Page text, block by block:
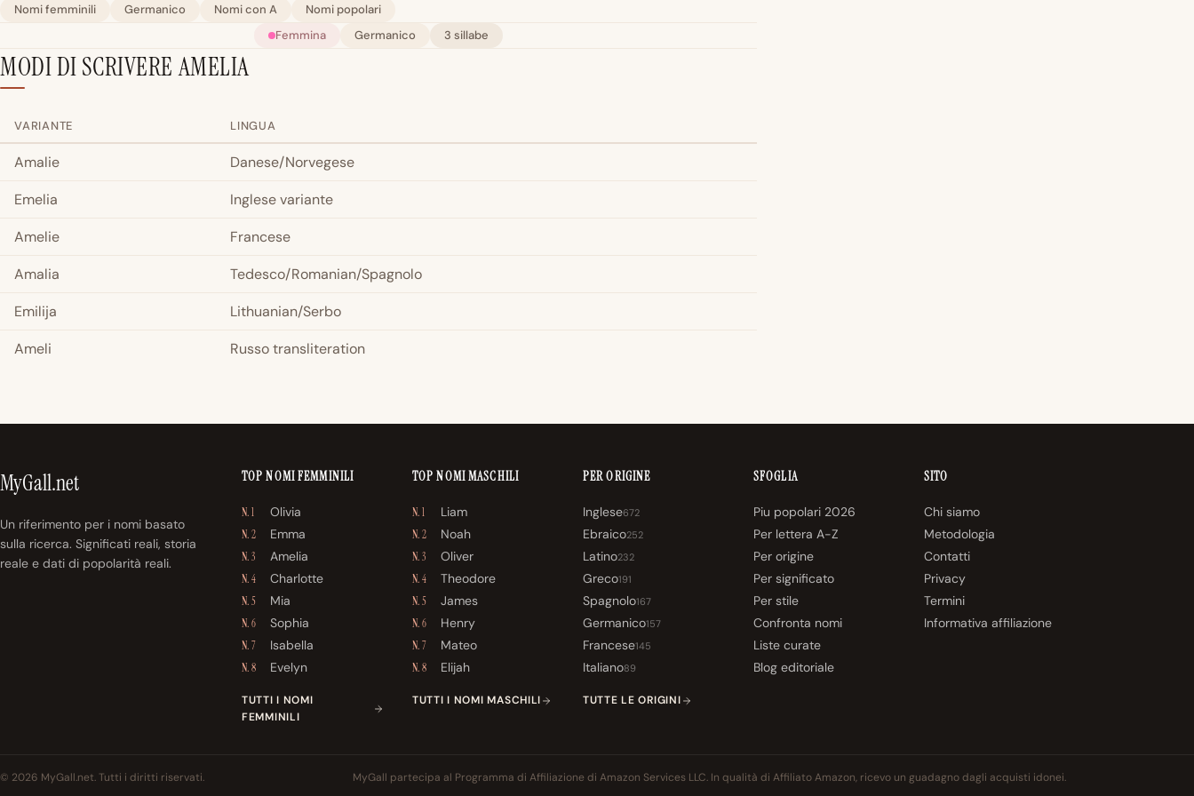
Nomi femminili Germanico Nomi con A
Nomi popolari
Femmina
Germanico 3 sillabe
MODI DI SCRIVERE AMELIA
VARIANTE LINGUA
Amalie
Danese/Norvegese
Emelia
Inglese variante
Amelie
Francese
Amalia
Tedesco/Romanian/Spagnolo
Emilija
Lithuanian/Serbo
Ameli
Russo transliteration
MyGall.net
Un riferimento per i nomi basato
sulla ricerca. Significati reali, storia
reale e dati di popolarità reali.
TOP NOMI FEMMINILI
N. 1 Olivia
N. 2 Emma
N. 3 Amelia
N. 4 Charlotte
N. 5 Mia
N. 6 Sophia
N. 7 Isabella
N. 8 Evelyn
TUTTI I NOMI
FEMMINILI
TOP NOMI MASCHILI
N. 1 Liam
N. 2 Noah
N. 3 Oliver
N. 4 Theodore
N. 5 James
N. 6 Henry
N. 7 Mateo
N. 8 Elijah
TUTTI I NOMI MASCHILI
PER ORIGINE
Inglese672
Ebraico252
Latino232
Greco191
Spagnolo167
Germanico157
Francese145
Italiano89
TUTTE LE ORIGINI
SFOGLIA
Piu popolari 2026
Per lettera A-Z
Per origine
Per significato
Per stile
Confronta nomi
Liste curate
Blog editoriale
SITO
Chi siamo
Metodologia
Contatti
Privacy
Termini
Informativa affiliazione
© 2026 MyGall.net. Tutti i diritti riservati. MyGall partecipa al Programma di Affiliazione di Amazon Services LLC. In qualità di Affiliato Amazon, ricevo un guadagno dagli acquisti idonei.